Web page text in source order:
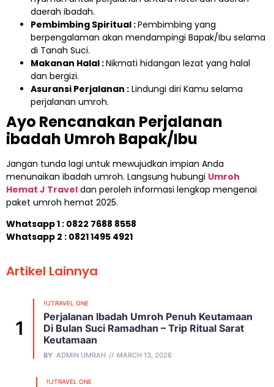
daerah ibadah.
Pembimbing Spiritual :Pembimbing yang
berpengalaman akan mendampingi Bapak/Ibu selama
di Tanah Suci.
Makanan Halal :Nikmati hidangan lezat yang halal
dan bergizi.
Asuransi Perjalanan : Lindungi diri Kamu selama
perjalanan umroh.
Ayo Rencanakan Perjalanan
ibadah Umroh Bapak/Ibu
Jangan tunda lagi untuk mewujudkan impian Anda
menunaikan ibadah umroh. Langsung hubungi Umroh
Hemat J Travel dan peroleh informasi lengkap mengenai
paket umroh hemat 2025.
Whatsapp 1 : 0822 7688 8558
Whatsapp 2 : 0821 1495 4921
Artikel Lainnya
!!JTRAVEL ONE
Perjalanan Ibadah Umroh Penuh Keutamaan
Di Bulan Suci Ramadhan – Trip Ritual Sarat
Keutamaan
BY ADMIN UMRAH MARCH 13, 2026
!!JTRAVEL ONE